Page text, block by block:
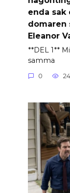
enda sak
domaren
Eleanor
**DEL 1**
samma
0 24